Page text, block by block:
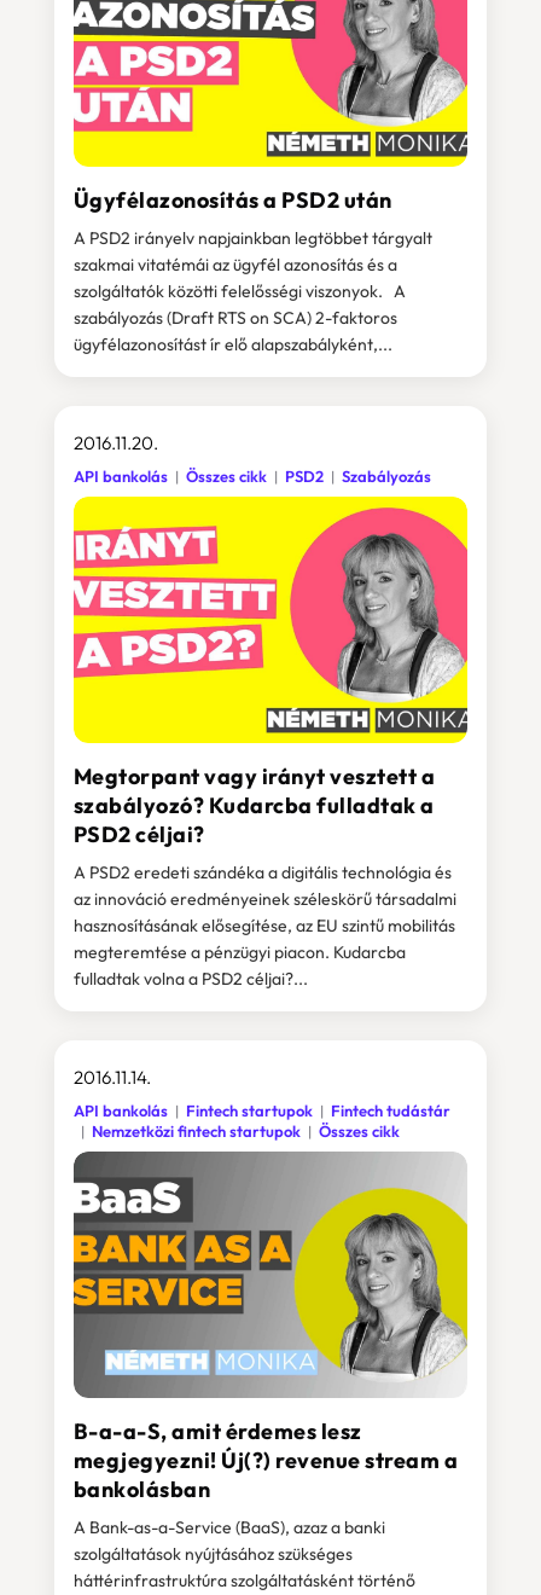
Ügyfélazonosítás a PSD2 után
A PSD2 irányelv napjainkban legtöbbet tárgyalt
szakmai vitatémái az ügyfél azonosítás és a
szolgáltatók közötti felelősségi viszonyok. A
szabályozás (Draft RTS on SCA) 2-faktoros
ügyfélazonosítást ír elő alapszabályként,...
Megtorpant vagy irányt vesztett a
szabályozó? Kudarcba fulladtak a
PSD2 céljai?
2016.11.20.
API bankolás Összes cikk PSD2 Szabályozás
A PSD2 eredeti szándéka a digitális technológia és
az innováció eredményeinek széleskörű társadalmi
hasznosításának elősegítése, az EU szintű mobilitás
megteremtése a pénzügyi piacon. Kudarcba
fulladtak volna a PSD2 céljai?...
B-a-a-S, amit érdemes lesz
megjegyezni! Új(?) revenue stream a
bankolásban
2016.11.14.
API bankolás Fintech startupok
Fintech tudástár
Nemzetközi fintech startupok
Összes cikk
A Bank-as-a-Service (BaaS), azaz a banki
szolgáltatások nyújtásához szükséges
háttérinfrastruktúra szolgáltatásként történő